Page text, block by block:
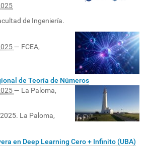
de Ingeniería.
— FCEA,
de Teoría de Números
— La Paloma,
La Paloma,
en Deep Learning Cero + Infinito (UBA)